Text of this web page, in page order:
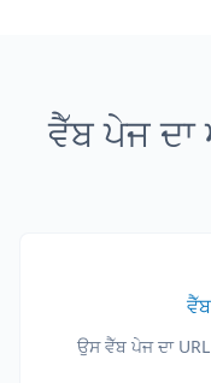
ਵੈੱਬ ਪੇਜ ਦਾ
ਉਸ ਵੈੱਬ ਪੇਜ ਦਾ